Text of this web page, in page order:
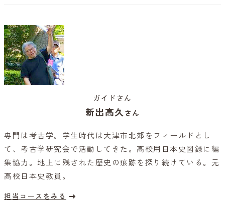
ガイドさん
新出高久 さん
専門は考古学。学生時代は大津市北郊をフィールドとし
て、考古学研究会で活動してきた。高校用日本史図録に編
集協力。地上に残された歴史の痕跡を探り続けている。元
高校日本史教員。
担当コースをみる